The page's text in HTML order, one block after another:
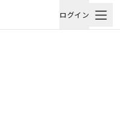
ログイン